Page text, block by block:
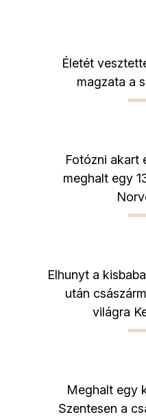
Életét
magzata a
Fotózni akart
meghalt egy
Elhunyt a
után
világra
Meghalt egy
Szentesen a